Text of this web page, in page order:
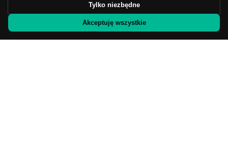
Sosnowiec
Gliwice
Tylko niezbędne
Akceptuję wszystkie